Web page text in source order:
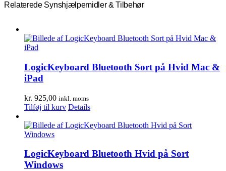
Relaterede Synshjælpemidler & Tilbehør
LogicKeyboard Bluetooth Sort på Hvid Mac &
iPad
kr. 925,00 inkl. moms
Tilføj til kurv Details
LogicKeyboard Bluetooth Hvid på Sort
Windows